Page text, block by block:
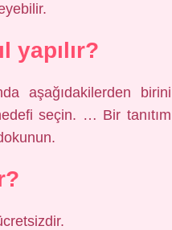
yapılır?
aşağıdakilerden birini
seçin. … Bir tanıtım